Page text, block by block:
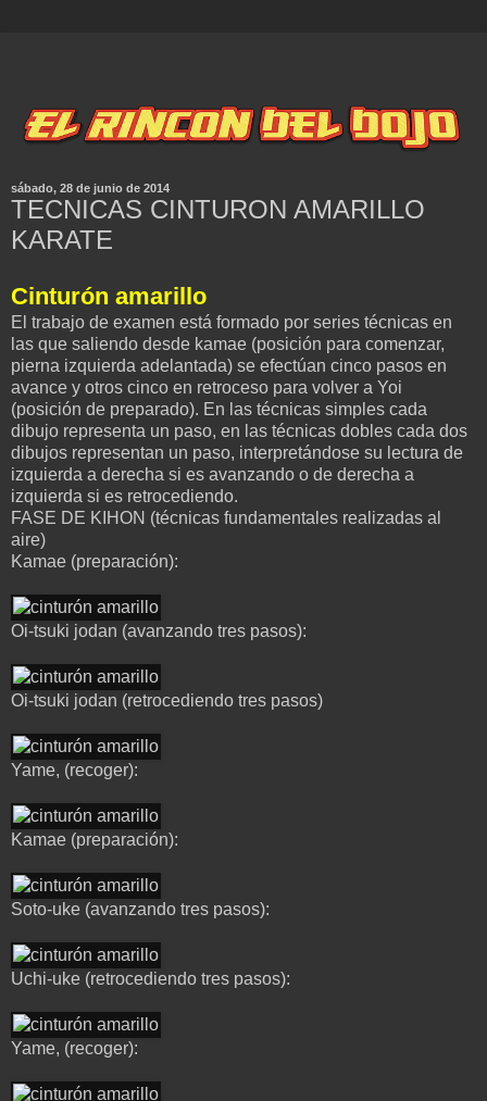
sábado, 28 de junio de 2014
TECNICAS CINTURON AMARILLO
KARATE
Cinturón amarillo
El trabajo de examen está formado por series técnicas en
las que saliendo desde kamae (posición para comenzar,
pierna izquierda adelantada) se efectúan cinco pasos en
avance y otros cinco en retroceso para volver a Yoi
(posición de preparado). En las técnicas simples cada
dibujo representa un paso, en las técnicas dobles cada dos
dibujos representan un paso, interpretándose su lectura de
izquierda a derecha si es avanzando o de derecha a
izquierda si es retrocediendo.
FASE DE KIHON (técnicas fundamentales realizadas al
aire)
Kamae (preparación):
Oi-tsuki jodan (avanzando tres pasos):
Oi-tsuki jodan (retrocediendo tres pasos)
Yame, (recoger):
Kamae (preparación):
Soto-uke (avanzando tres pasos):
Uchi-uke (retrocediendo tres pasos):
Yame, (recoger):